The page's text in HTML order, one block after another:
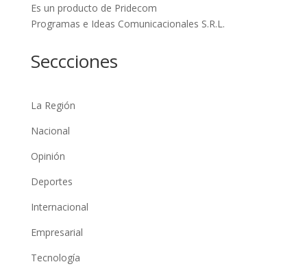
Es un producto de Pridecom
Programas e Ideas Comunicacionales S.R.L.
Seccciones
La Región
Nacional
Opinión
Deportes
Internacional
Empresarial
Tecnología